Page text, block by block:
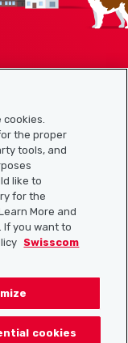
the proper
tools, and
like to
for the
More and
If you want to
Swisscom
cookies